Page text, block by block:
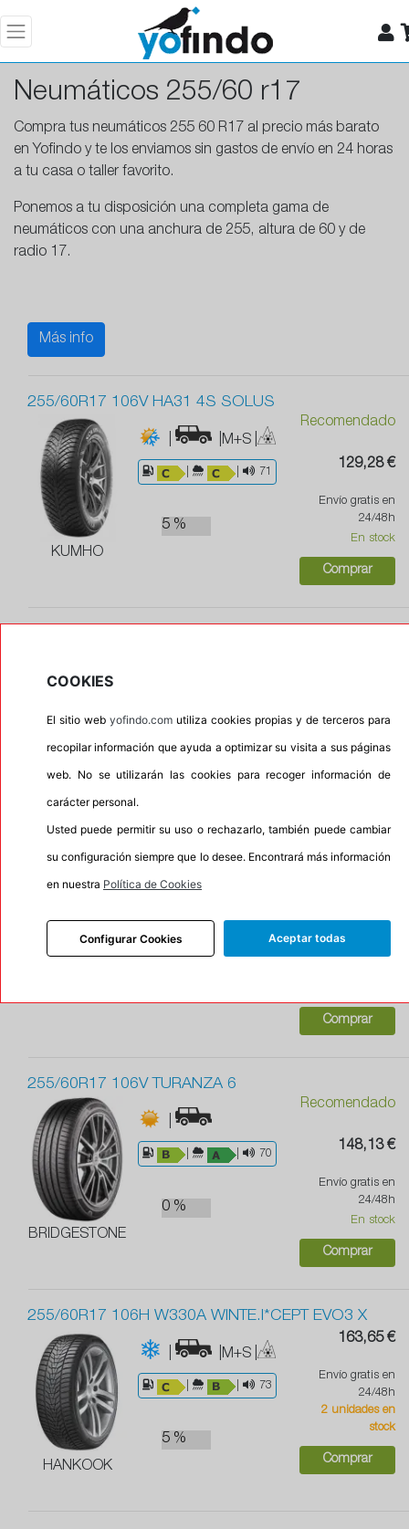
Neumáticos 255/60 r17
Compra tus neumáticos 255 60 R17 al precio más barato
en Yofindo y te los enviamos sin gastos de envío en 24 horas
a tu casa o taller favorito.
Ponemos a tu disposición una completa gama de
neumáticos con una anchura de 255, altura de 60 y de
radio 17.
Más info
255/60R17 106V HA31 4S SOLUS
KUMHO
| |M+S |
71
5 %
Recomendado
129,28 €
Envío gratis en
24/48h
En stock
Comprar
25 %
255/60R17 110V XL RPX-800+
|
5 %
Recomendado
Envío gratis en
24/48h
Comprar
255/60R17 106V TURANZA 6
BRIDGESTONE
|
70
0 %
Recomendado
148,13 €
Envío gratis en
24/48h
En stock
Comprar
255/60R17 106H W330A WINTE.I*CEPT EVO3 X
HANKOOK
| |M+S |
73
5 %
163,65 €
Envío gratis en
24/48h
2 unidades en
stock
Comprar
COOKIES
El sitio web yofindo.com utiliza cookies propias y de terceros para
recopilar información que ayuda a optimizar su visita a sus páginas
web. No se utilizarán las cookies para recoger información de
carácter personal.
Usted puede permitir su uso o rechazarlo, también puede cambiar
su configuración siempre que lo desee. Encontrará más información
en nuestra Política de Cookies
Configurar Cookies Aceptar todas